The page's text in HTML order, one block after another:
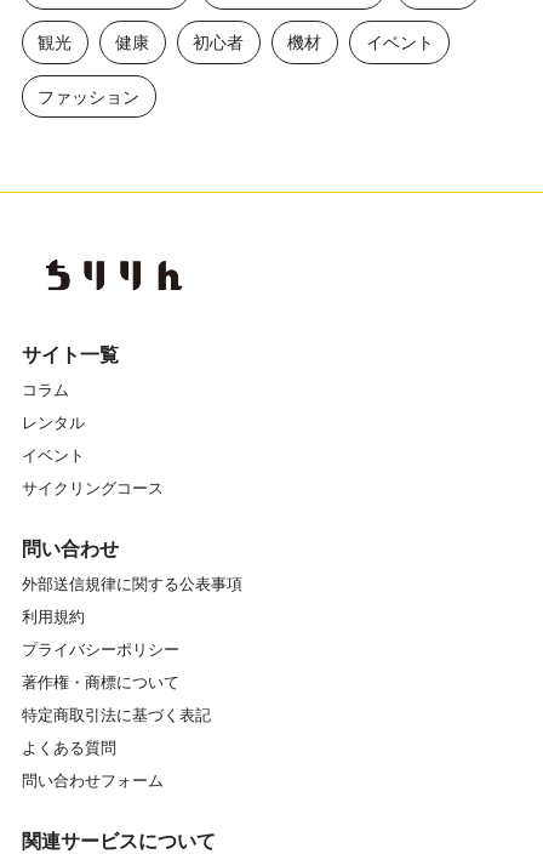
観光 健康 初心者 機材 イベント
ファッション
サイト一覧
コラム
レンタル
イベント
サイクリングコース
問い合わせ
外部送信規律に関する公表事項
利用規約
プライバシーポリシー
著作権・商標について
特定商取引法に基づく表記
よくある質問
問い合わせフォーム
関連サービスについて